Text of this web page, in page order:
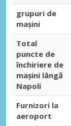
grupuri de
mașini
Total
puncte de
închiriere de
mașini lângă
Napoli
Furnizori la
aeroport